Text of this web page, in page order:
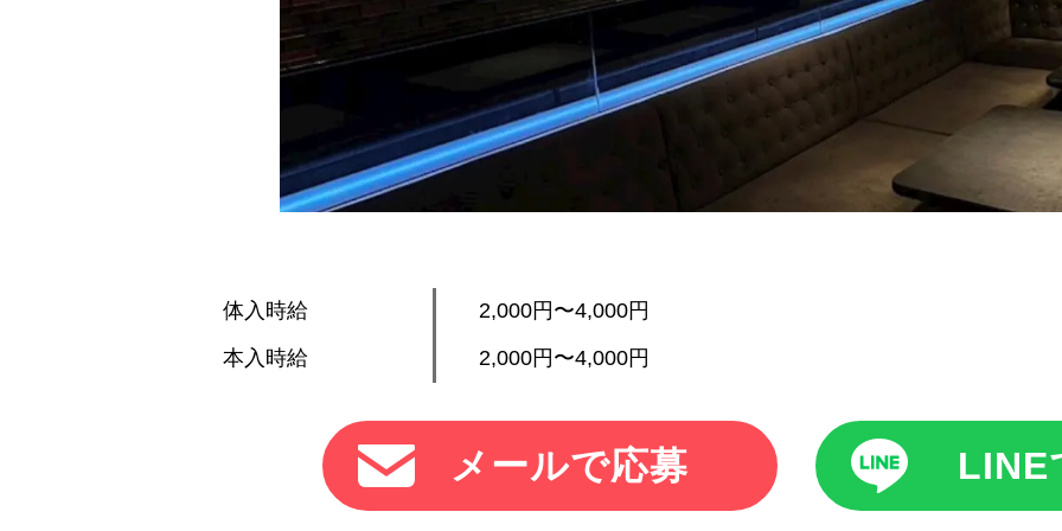
体入時給
2,000円〜4,000円
本入時給
2,000円〜4,000円
メールで応募 LINE